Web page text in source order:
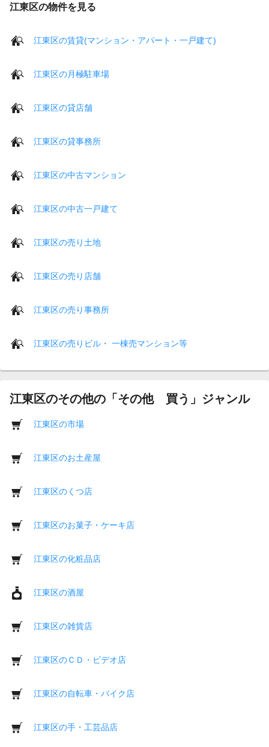
江東区の物件を見る
江東区の賃貸(マンション・アパート・一戸建て)
江東区の月極駐車場
江東区の貸店舗
江東区の貸事務所
江東区の中古マンション
江東区の中古一戸建て
江東区の売り土地
江東区の売り店舗
江東区の売り事務所
江東区の売りビル・ 一棟売マンション等
江東区のその他の「その他 買う」ジャンル
江東区の市場
江東区のお土産屋
江東区のくつ店
江東区のお菓子・ケーキ店
江東区の化粧品店
江東区の酒屋
江東区の雑貨店
江東区のＣＤ・ビデオ店
江東区の自転車・バイク店
江東区の手・工芸品店